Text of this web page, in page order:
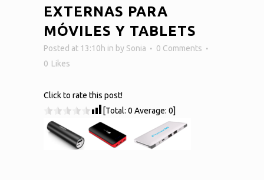
EXTERNAS PARA
MÓVILES Y TABLETS
Posted at 13:10h in by Sonia
0 Comments
0 Likes
Click to rate this post!
[Total: 0 Average: 0]